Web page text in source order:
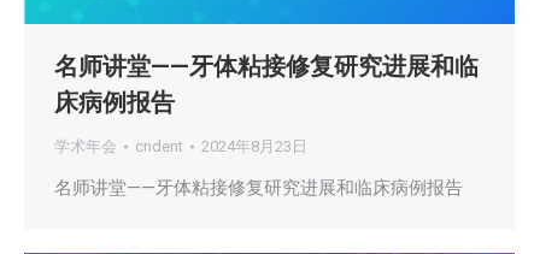
名师讲堂——牙体粘接修复研究进展和临
床病例报告
学术年会 cndent 2024年8月23日
名师讲堂——牙体粘接修复研究进展和临床病例报告